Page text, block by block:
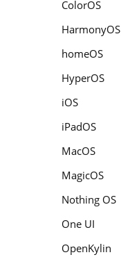
ColorOS
HarmonyOS
homeOS
HyperOS
iOS
iPadOS
MacOS
MagicOS
Nothing OS
One UI
OpenKylin